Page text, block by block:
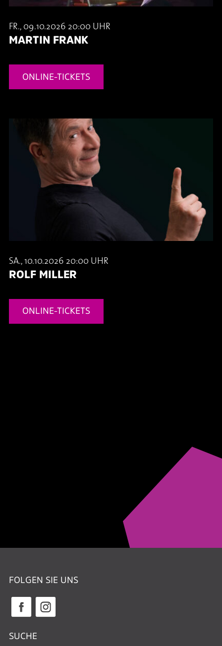
FR., 09.10.2026 20:00 UHR
MARTIN FRANK
ONLINE-TICKETS
SA., 10.10.2026 20:00 UHR
ROLF MILLER
ONLINE-TICKETS
FOLGEN SIE UNS
SUCHE